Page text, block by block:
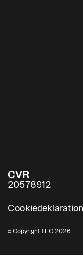
CVR
20578912
Cookiedeklaration
© Copyright TEC 2026